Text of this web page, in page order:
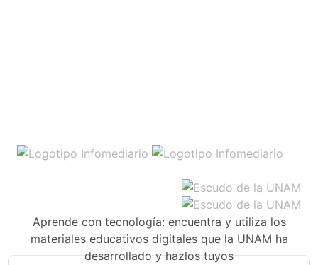
Aprende con tecnología: encuentra y utiliza los
materiales educativos digitales que la UNAM ha
desarrollado y hazlos tuyos